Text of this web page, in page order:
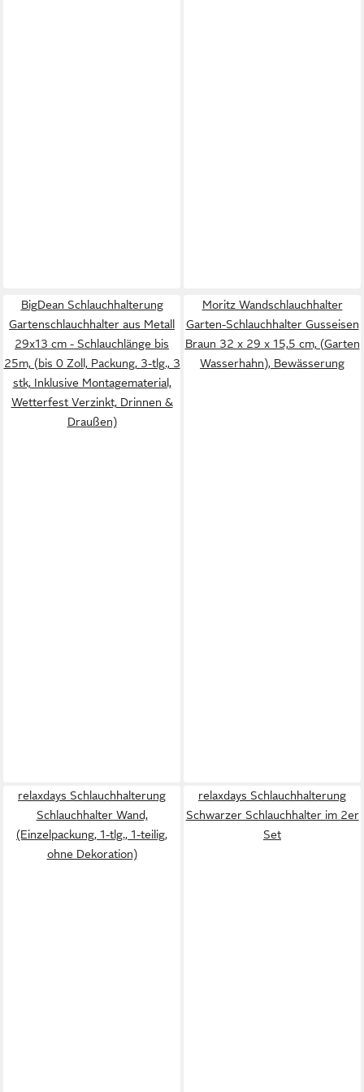
BigDean Schlauchhalterung
Gartenschlauchhalter aus Metall
29x13 cm - Schlauchlänge bis
25m, (bis 0 Zoll, Packung, 3-tlg., 3
stk, Inklusive Montagematerial,
Wetterfest Verzinkt, Drinnen &
Draußen)
Moritz Wandschlauchhalter
Garten-Schlauchhalter Gusseisen
Braun 32 x 29 x 15,5 cm, (Garten
Wasserhahn), Bewässerung
relaxdays Schlauchhalterung
Schlauchhalter Wand,
(Einzelpackung, 1-tlg., 1-teilig,
ohne Dekoration)
relaxdays Schlauchhalterung
Schwarzer Schlauchhalter im 2er
Set